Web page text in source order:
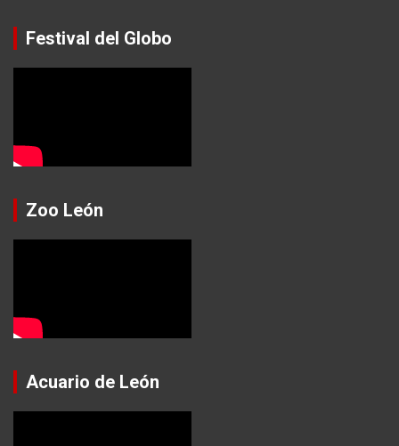
Festival del Globo
Zoo León
Acuario de León